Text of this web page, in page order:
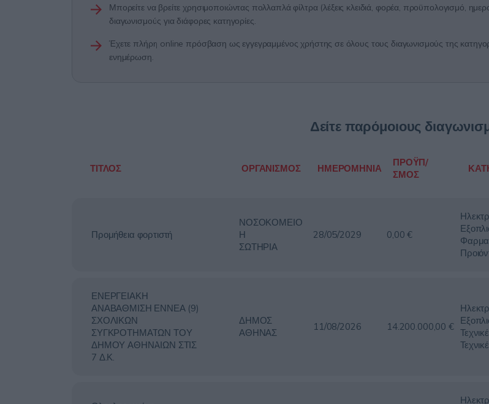
Μπορείτε να βρείτε χρησιμοποιώντας πολλαπλά φίλτρα (λέξεις κλειδιά, φορέα, προϋπολογισμό,
διαγωνισμούς για διάφορες κατηγορίες.
Έχετε πλήρη online πρόσβαση ως εγγεγραμμένος χρήστης σε όλους τους διαγωνισμούς της
ενημέρωση.
Δείτε παρόμοιους
ΤΙΤΛΟΣ ΟΡΓΑΝΙΣΜΟΣ ΗΜΕΡΟΜΗΝΙΑ
ΠΡΟΫΠ/
ΣΜΟΣ
Προμήθεια φορτιστή
ΝΟΣΟΚΟΜΕΙΟ
Η
ΣΩΤΗΡΙΑ
28/05/2029 0,00 €
ΕΝΕΡΓΕΙΑΚΗ
ΑΝΑΒΑΘΜΙΣΗ ΕΝΝΕΑ (9)
ΣΧΟΛΙΚΩΝ
ΣΥΓΚΡΟΤΗΜΑΤΩΝ ΤΟΥ
ΔΗΜΟΥ ΑΘΗΝΑΙΩΝ ΣΤΙΣ
7 Δ.Κ.
ΔΗΜΟΣ
ΑΘΗΝΑΣ
11/08/2026 14.200.000,00 €